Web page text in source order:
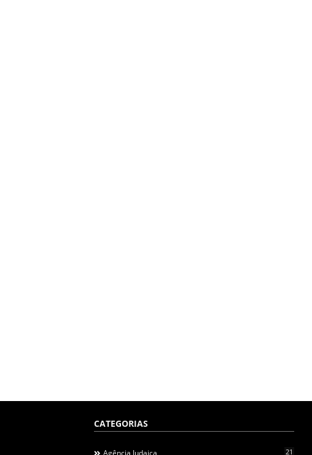
CATEGORIAS
Agência Judaica 21